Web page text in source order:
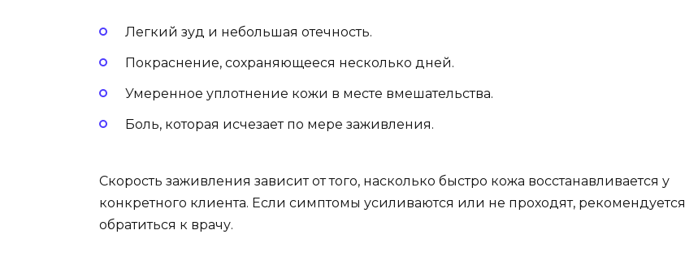
Легкий зуд и небольшая отечность.
Покраснение, сохраняющееся несколько дней.
Умеренное уплотнение кожи в месте вмешательства.
Боль, которая исчезает по мере заживления.
Скорость заживления зависит от того, насколько быстро кожа восстанавливается у
конкретного клиента. Если симптомы усиливаются или не проходят, рекомендуется
обратиться к врачу.